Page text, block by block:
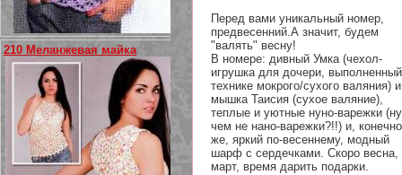
210 Меланжевая майка
Перед вами уникальный номер,
предвесенний.А значит, будем
"валять" весну!
В номере: дивный Умка (чехол-
игрушка для дочери,
технике мокрого/сухого валяния) и
мышка Таисия (сухое валяние),
теплые и уютные нуно-варежки (ну
чем не нано-варежки?!!) и, конечно
же, яркий по-весеннему, модный
шарф с сердечками. Скоро весна,
март, время дарить подарки.